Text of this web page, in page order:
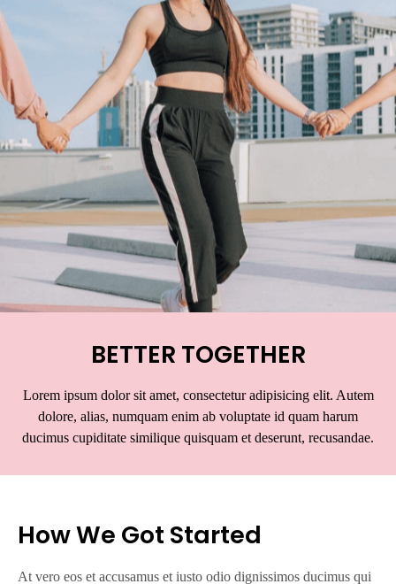
BETTER TOGETHER
Lorem ipsum dolor sit amet, consectetur adipisicing elit. Autem
dolore, alias, numquam enim ab voluptate id quam harum
ducimus cupiditate similique quisquam et deserunt, recusandae.
How We Got Started
At vero eos et accusamus et iusto odio dignissimos ducimus qui